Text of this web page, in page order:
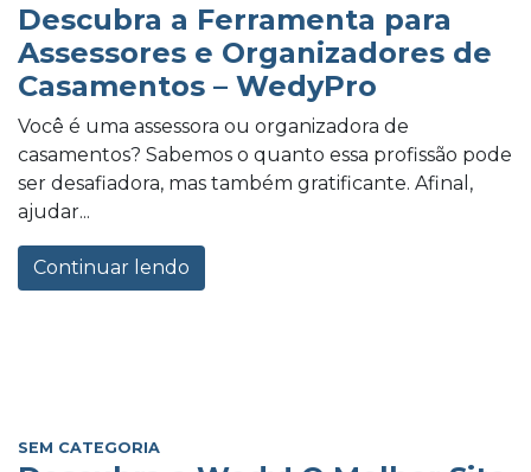
Descubra a Ferramenta para
Assessores e Organizadores de
Casamentos – WedyPro
Você é uma assessora ou organizadora de
casamentos? Sabemos o quanto essa profissão pode
ser desafiadora, mas também gratificante. Afinal,
ajudar...
Continuar lendo
SEM CATEGORIA